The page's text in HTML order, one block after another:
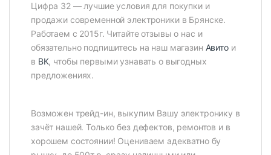
Цифра 32 — лучшие условия для покупки и
продажи современной электроники в Брянске.
Работаем с 2015г. Читайте отзывы о нас и
обязательно подпишитесь на наш магазин Авитои
в ВК, чтобы первыми узнавать о выгодных
предложениях.
Возможен трейд-ин, выкупим Вашу электронику в
зачёт нашей. Только без дефектов, ремонтов и в
хорошем состоянии! Оцениваем адекватно бу